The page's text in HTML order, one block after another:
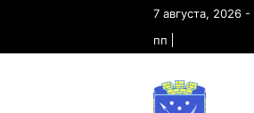
7 августа, 2026 -
пп